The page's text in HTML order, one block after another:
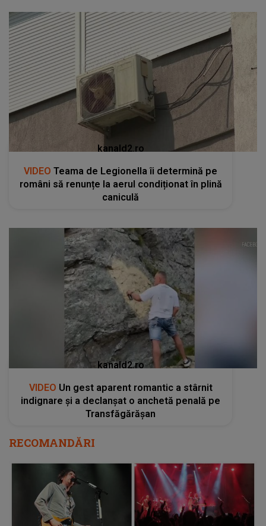
kanald2.ro
VIDEO Teama de Legionella îi determină pe
români să renunțe la aerul condiționat în plină
caniculă
kanald2.ro
VIDEO Un gest aparent romantic a stârnit
indignare și a declanșat o anchetă penală pe
Transfăgărășan
RECOMANDĂRI